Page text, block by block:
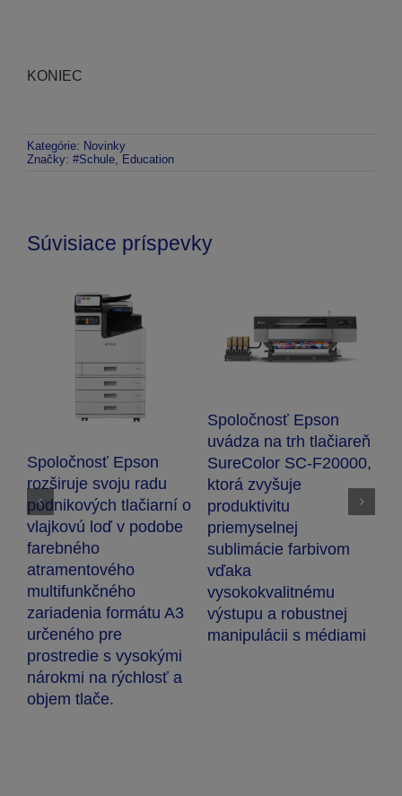
KONIEC
Kategórie: Novinky
Značky: #Schule, Education
Súvisiace príspevky
Epson
SC-F20000,
farbivom
a robustnej
s médiami
Spoločnosť Epson
získala prestížne
ocenenie TIPA 2026 za
veľkoformátové
tlačiarne SureColor
P7300 a P9300
uvádza na
bezdrôtové
ES-550W a
ktoré
a flexibilnú
moderné